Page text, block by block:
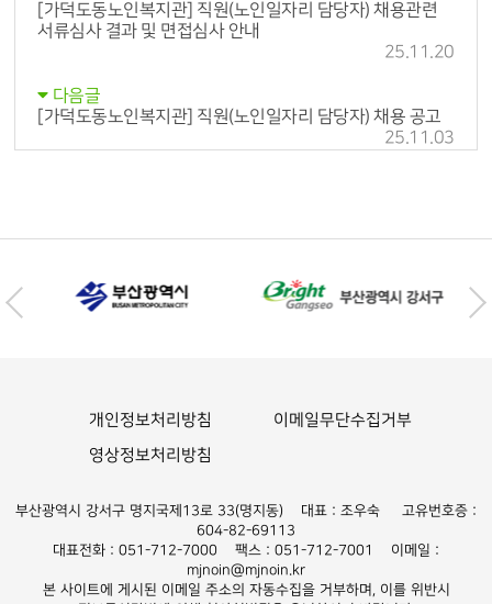
[가덕도동노인복지관] 직원(노인일자리 담당자) 채용관련
서류심사 결과 및 면접심사 안내
25.11.20
다음글
[가덕도동노인복지관] 직원(노인일자리 담당자) 채용 공고
25.11.03
개인정보처리방침
이메일무단수집거부
영상정보처리방침
부산광역시 강서구 명지국제13로 33(명지동) 대표 : 조우숙 고유번호증 :
604-82-69113
대표전화 : 051-712-7000 팩스 : 051-712-7001 이메일 :
mjnoin@mjnoin.kr
본 사이트에 게시된 이메일 주소의 자동수집을 거부하며, 이를 위반시